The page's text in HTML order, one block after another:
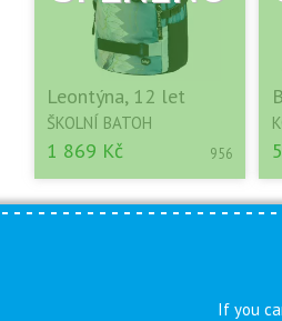
Leontýna, 12 let
ŠKOLNÍ BATOH
1 869 Kč 956
If you